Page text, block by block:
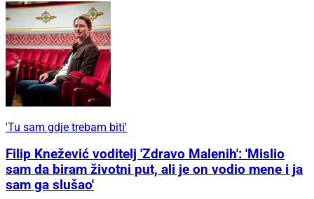
'Tu sam gdje trebam biti'
Filip Knežević voditelj 'Zdravo Malenih': 'Mislio
sam da biram životni put, ali je on vodio mene i ja
sam ga slušao'